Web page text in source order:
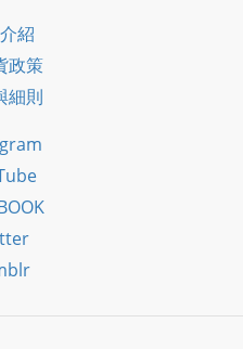
紹
政策
細則